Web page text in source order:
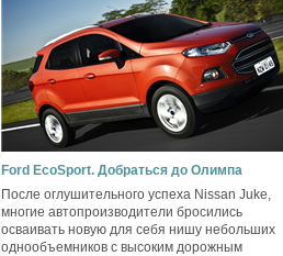
Ford EcoSport. Добраться до Олимпа
После оглушительного успеха Nissan Juke,
многие автопроизводители бросились
осваивать новую для себя нишу небольших
однообъемников с высоким дорожным